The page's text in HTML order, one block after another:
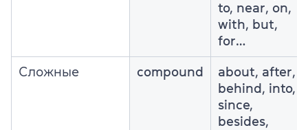
to, near, on,
with, but,
for…
Сложные compound
about, after,
behind, into,
since,
besides,